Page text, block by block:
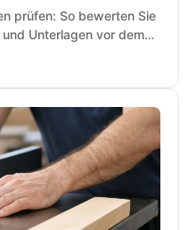
prüfen: So bewerten Sie
Unterlagen vor dem